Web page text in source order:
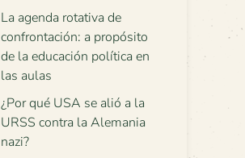
La agenda rotativa de
confrontación: a propósito
de la educación política en
las aulas
¿Por qué USA se alió a la
URSS contra la Alemania
nazi?